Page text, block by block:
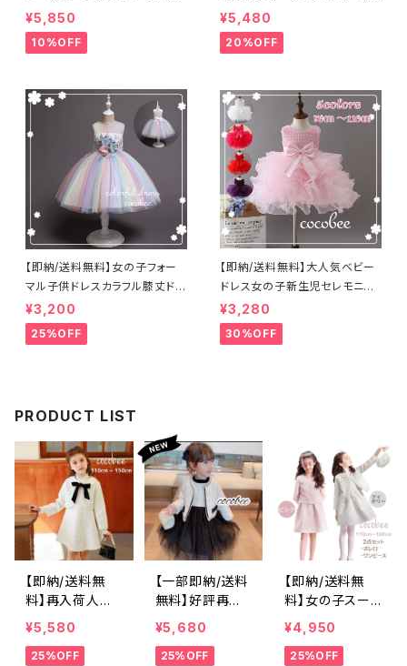
ードレス セレモニードレス
子供ドレス ホワイトドレス
結婚式フォーマルドレ リングガ
¥5,850
10%OFF
スーツお買い得6点セットコサー
ジュ付き入学式入園式卒園式男
の子入学式卒業式ベージュネイ
発表会七五三撮影フォーマル
¥5,480
20%OFF
【即納/送料無料】女の子フォー
マル子供ドレスカラフル膝丈ドレ
スお花モチーフふんわりレース
スカードドレス発表会コーデお
誕生日入学式卒業式晴れ舞台
¥3,200
25%OFF
【即納/送料無料】大人気ベビー
ドレス女の子新生児セレモニー
ドレス子供ドレスふわふわチュチ
ュスカートリボン&パール付き ベ
ビードレスバブル層こどもドレス
¥3,280
30%OFF
PRODUCT LIST
【即納/送料無
料】再入荷人気
女の子スーツ入
学式卒業式入園
式卒園式 子供
¥5,580
25%OFF
【一部即納/送料
無料】好評再入
荷女の子フォー
マルスーツキッ
ズワンピース×ジ
¥5,680
25%OFF
【即納/送料無
料】女の子スー
ツ子どもフォー
マルスーツセッ
トアップ刺繍ワン
¥4,950
25%OFF